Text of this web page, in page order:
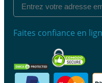
Faites confiance en